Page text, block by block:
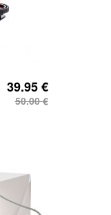
50.00€
39.95€